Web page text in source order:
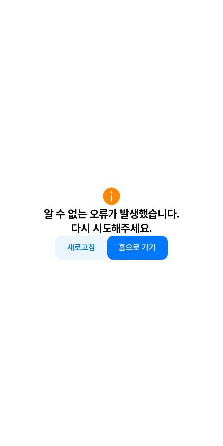
알 수 없는 오류가 발생했습니다.
다시 시도해주세요.
새로고침 홈으로 가기